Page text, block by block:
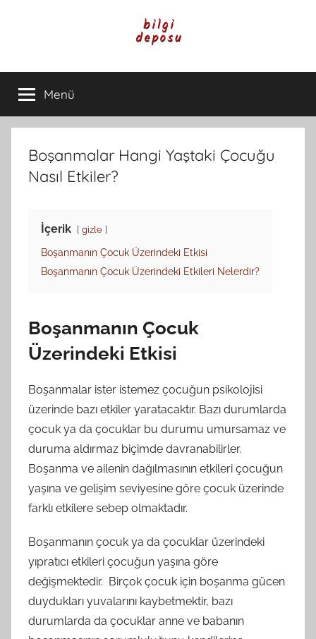
Bilgi
Deposu
Günlük
Yaşam
ve
Rehber
İçerikleri
Menü
Boşanmalar Hangi Yaştaki Çocuğu
Nasıl Etkiler?
İçerik gizle
Boşanmanın Çocuk Üzerindeki Etkisi
Boşanmanın Çocuk Üzerindeki Etkileri Nelerdir?
Boşanmanın Çocuk
Üzerindeki Etkisi
Boşanmalar ister istemez çocuğun psikolojisi
üzerinde bazı etkiler yaratacaktır. Bazı durumlarda
çocuk ya da çocuklar bu durumu umursamaz ve
duruma aldırmaz biçimde davranabilirler.
Boşanma ve ailenin dağılmasının etkileri çocuğun
yaşına ve gelişim seviyesine göre çocuk üzerinde
farklı etkilere sebep olmaktadır.
Boşanmanın çocuk ya da çocuklar üzerindeki
yıpratıcı etkileri çocuğun yaşına göre
değişmektedir. Birçok çocuk için boşanma gücen
duydukları yuvalarını kaybetmektir, bazı
durumlarda da çocuklar anne ve babanın